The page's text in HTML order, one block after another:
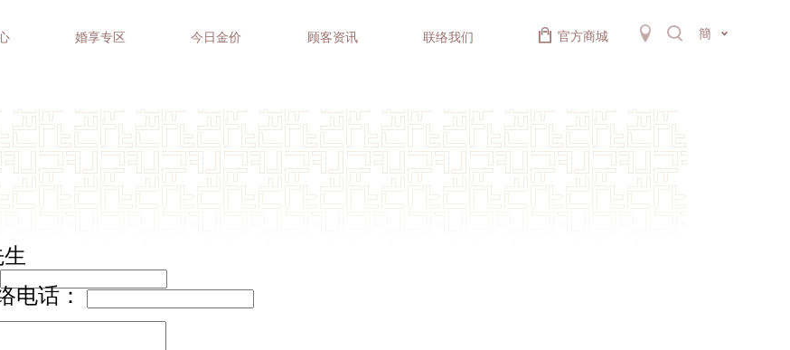
婚享专区 今日金价 顾客资讯 联络我们 官方商城 簡